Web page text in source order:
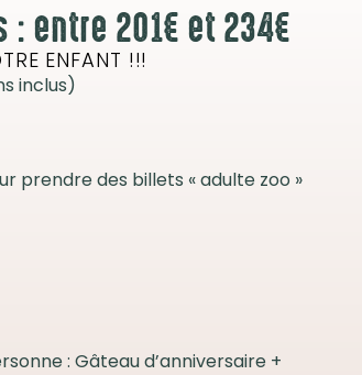
entre 201€ et 234€
ENFANT !!!
inclus)
prendre des billets « adulte zoo »
: Gâteau d’anniversaire +